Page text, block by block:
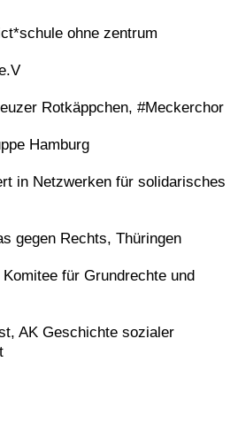
ohne zentrum
Rotkäppchen, #Meckerchor
Hamburg
in Netzwerken für solidarisches
gegen Rechts, Thüringen
für Grundrechte und
AK Geschichte sozialer